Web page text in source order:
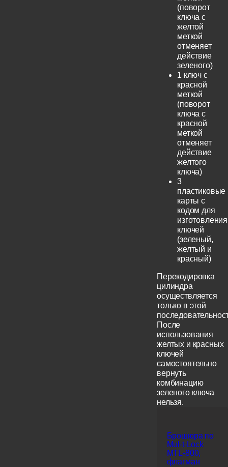
(поворот
ключа с
желтой
меткой
отменяет
действие
зеленого)
1 ключ с
красной
меткой
(поворот
ключа с
красной
меткой
отменяет
действие
желтого
ключа)
3
пластиковые
карты с
кодом для
изготовления
ключей
(зеленый,
желтый и
красный)
Перекодировка
цилиндра
осуществляется
только в этой
После
использования
желтых и красных
ключей
самостоятельно
вернуть
комбинацию
зеленого ключа
нельзя.
Брошюра по
Mul-t-Lock
MTL-800,
флагман